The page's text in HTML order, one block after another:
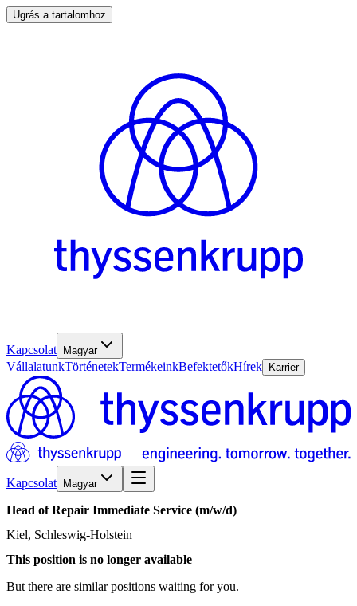
Ugrás a tartalomhoz
Kapcsolat Magyar
VállalatunkTörténetekTermékeinkBefektetőkHírek Karrier
Kapcsolat Magyar
Head of Repair Immediate Service (m/w/d)
Kiel, Schleswig-Holstein
This position is no longer available
But there are similar positions waiting for you.